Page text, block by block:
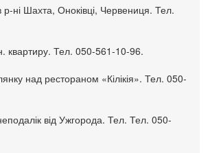
р-ні Шахта, Оноківці, Червениця. Тел.
квартиру. Тел. 050-561-10-96.
над рестораном «Кілікія». Тел. 050-
від Ужгорода. Тел. Тел. 050-